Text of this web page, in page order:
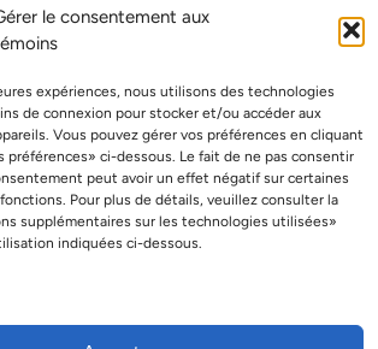
le consentement aux
expériences, nous utilisons des technologies
de connexion pour stocker et/ou accéder aux
Vous pouvez gérer vos préférences en cliquant
préférences» ci-dessous. Le fait de ne pas consentir
peut avoir un effet négatif sur certaines
Pour plus de détails, veuillez consulter la
supplémentaires sur les technologies utilisées»
indiquées ci-dessous.
Canada
for Canada